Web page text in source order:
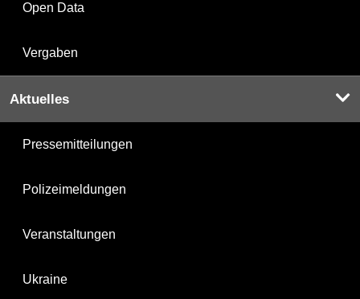
Open Data
Vergaben
Aktuelles
Pressemitteilungen
Polizeimeldungen
Veranstaltungen
Ukraine